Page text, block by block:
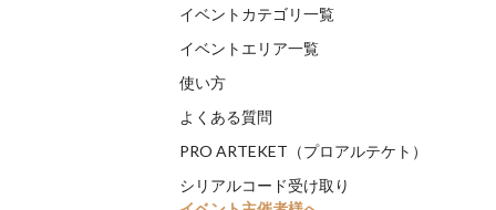
イベントカテゴリ一覧
イベントエリア一覧
使い方
よくある質問
PRO ARTEKET（プロアルテケト）
シリアルコード受け取り